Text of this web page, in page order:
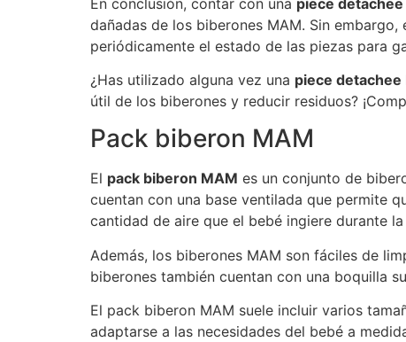
dañadas de los biberones MAM. Sin
periódicamente el estado de las piezas para
¿Has utilizado alguna vez una piece
útil de los biberones y reducir residuos?
Pack biberon MAM
El pack biberon MAM es un conjunto de
cuentan con una base ventilada que permite
cantidad de aire que el bebé ingiere durante
Además, los biberones MAM son fáciles de
biberones también cuentan con una boquilla
El pack biberon MAM suele incluir varios
adaptarse a las necesidades del bebé a